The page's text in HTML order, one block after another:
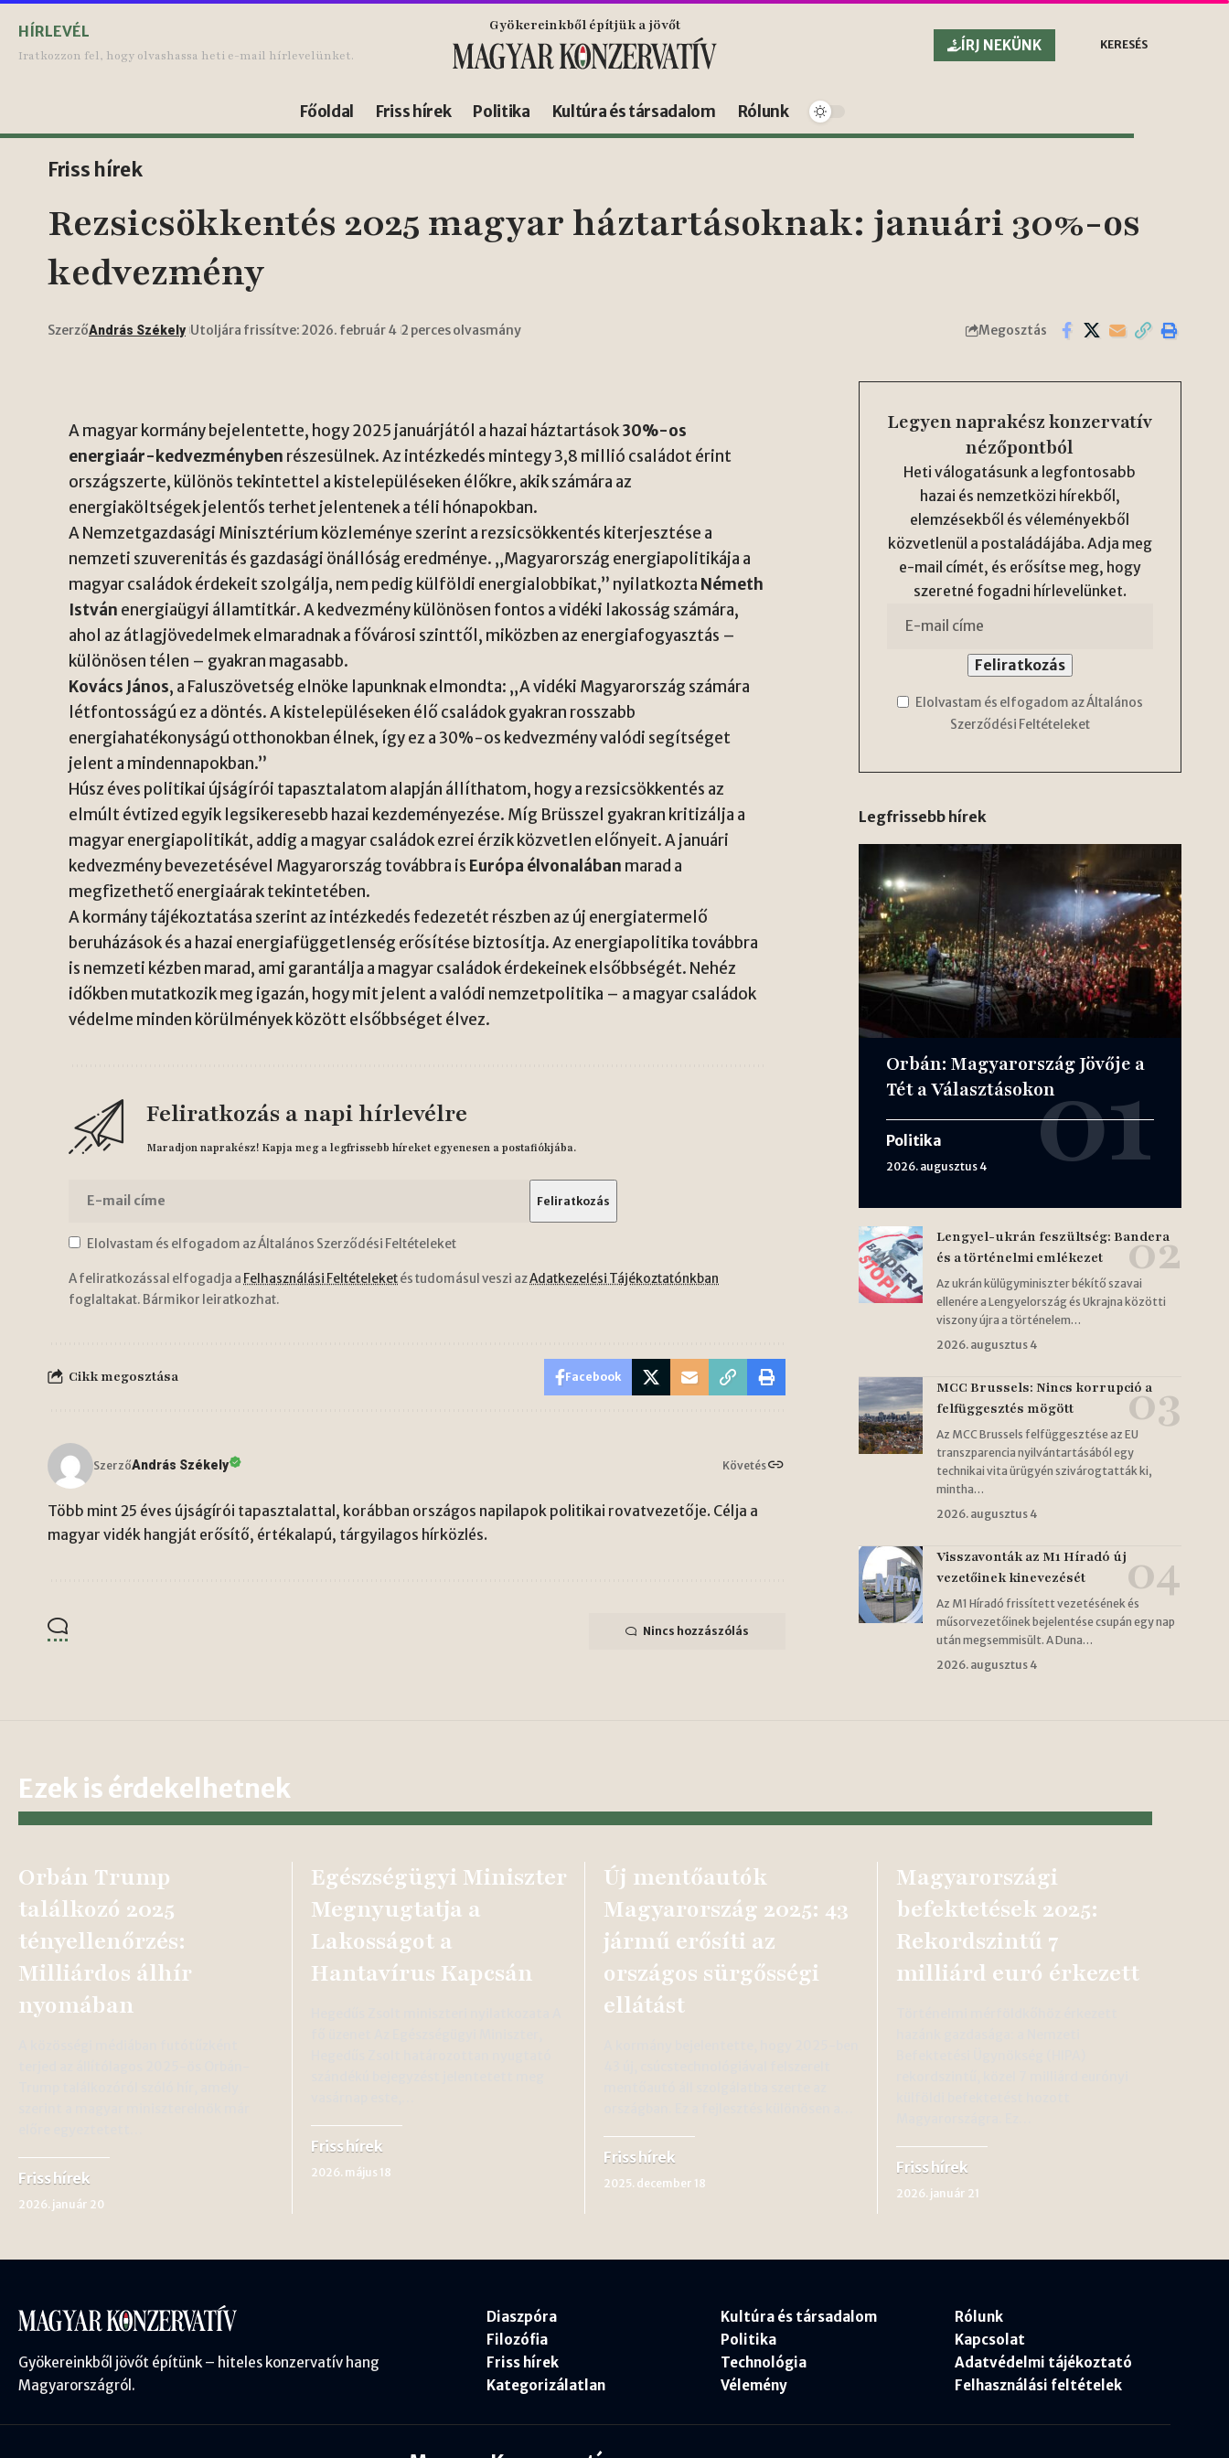
HÍRLEVÉL
Iratkozzon fel, hogy olvashassa heti e-mail hírlevelünket.
Gyökereinkből építjük a jövőt
ÍRJ NEKÜNK
KERESÉS
Főoldal Friss hírek Politika Kultúra és társadalom Rólunk
Friss hírek
Rezsicsökkentés 2025 magyar háztartásoknak: januári 30%-os
kedvezmény
SzerzőAndrás Székely Utoljára frissítve: 2026. február 4 2 perces olvasmány Megosztás
A magyar kormány bejelentette, hogy 2025 januárjától a hazai háztartások30%-os
energiaár-kedvezményben részesülnek. Az intézkedés mintegy 3,8 millió családot érint
országszerte, különös tekintettel a kistelepüléseken élőkre, akik számára az
energiaköltségek jelentős terhet jelentenek a téli hónapokban.
A Nemzetgazdasági Minisztérium közleménye szerint a rezsicsökkentés kiterjesztése a
nemzeti szuverenitás és gazdasági önállóság eredménye. „Magyarország energiapolitikája a
magyar családok érdekeit szolgálja, nem pedig külföldi energialobbikat,” nyilatkozta Németh
István energiaügyi államtitkár. A kedvezmény különösen fontos a vidéki lakosság számára,
ahol az átlagjövedelmek elmaradnak a fővárosi szinttől, miközben az energiafogyasztás –
különösen télen – gyakran magasabb.
Kovács János, a Faluszövetség elnöke lapunknak elmondta: „A vidéki Magyarország számára
létfontosságú ez a döntés. A kistelepüléseken élő családok gyakran rosszabb
energiahatékonyságú otthonokban élnek, így ez a 30%-os kedvezmény valódi segítséget
jelent a mindennapokban.”
Húsz éves politikai újságírói tapasztalatom alapján állíthatom, hogy a rezsicsökkentés az
elmúlt évtized egyik legsikeresebb hazai kezdeményezése. Míg Brüsszel gyakran kritizálja a
magyar energiapolitikát, addig a magyar családok ezrei érzik közvetlen előnyeit. A januári
kedvezmény bevezetésével Magyarország továbbra is Európa élvonalában marad a
megfizethető energiaárak tekintetében.
A kormány tájékoztatása szerint az intézkedés fedezetét részben az új energiatermelő
beruházások és a hazai energiafüggetlenség erősítése biztosítja. Az energiapolitika továbbra
is nemzeti kézben marad, ami garantálja a magyar családok érdekeinek elsőbbségét. Nehéz
időkben mutatkozik meg igazán, hogy mit jelent a valódi nemzetpolitika – a magyar családok
védelme minden körülmények között elsőbbséget élvez.
Feliratkozás a napi hírlevélre
Maradjon naprakész! Kapja meg a legfrissebb híreket egyenesen a postafiókjába.
Elolvastam és elfogadom az Általános Szerződési Feltételeket
A feliratkozással elfogadja a Felhasználási Feltételeketés tudomásul veszi azAdatkezelési Tájékoztatónkban
foglaltakat. Bármikor leiratkozhat.
Cikk megosztása Facebook
SzerzőAndrás Székely Követés
Több mint 25 éves újságírói tapasztalattal, korábban országos napilapok politikai rovatvezetője. Célja a
magyar vidék hangját erősítő, értékalapú, tárgyilagos hírközlés.
Nincs hozzászólás
Legyen naprakész konzervatív
nézőpontból
Heti válogatásunk a legfontosabb
hazai és nemzetközi hírekből,
elemzésekből és véleményekből
közvetlenül a postaládájába. Adja meg
e-mail címét, és erősítse meg, hogy
szeretné fogadni hírlevelünket.
Elolvastam és elfogadom az Általános
Szerződési Feltételeket
Legfrissebb hírek
Orbán: Magyarország Jövője a
Tét a Választásokon
Politika
2026. augusztus 4
Lengyel-ukrán feszültség: Bandera
és a történelmi emlékezet
Az ukrán külügyminiszter békítő szavai
ellenére a Lengyelország és Ukrajna közötti
viszony újra a történelem…
2026. augusztus 4
MCC Brussels: Nincs korrupció a
felfüggesztés mögött
Az MCC Brussels felfüggesztése az EU
transzparencia nyilvántartásából egy
technikai vita ürügyén szivárogtatták ki,
mintha…
2026. augusztus 4
Visszavonták az M1 Híradó új
vezetőinek kinevezését
Az M1 Híradó frissített vezetésének és
műsorvezetőinek bejelentése csupán egy nap
után megsemmisült. A Duna…
2026. augusztus 4
Ezek is érdekelhetnek
Orbán Trump
találkozó 2025
tényellenőrzés:
Milliárdos álhír
nyomában
Friss hírek
2026. január 20
Egészségügyi Miniszter
Megnyugtatja a
Lakosságot a
Hantavírus Kapcsán
Friss hírek
2026. május 18
Új mentőautók
Magyarország 2025: 43
jármű erősíti az
országos sürgősségi
ellátást
Friss hírek
2025. december 18
Magyarországi
befektetések 2025:
Rekordszintű 7
milliárd euró érkezett
Friss hírek
2026. január 21
Gyökereinkből jövőt építünk – hiteles konzervatív hang
Magyarországról.
Diaszpóra
Filozófia
Friss hírek
Kategorizálatlan
Kultúra és társadalom
Politika
Technológia
Vélemény
Rólunk
Kapcsolat
Adatvédelmi tájékoztató
Felhasználási feltételek